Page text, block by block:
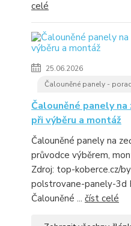
celé
25.06.2026
Čalouněné panely -
Čalouněné panely
při výběru a montáž
Čalouněné panely na
průvodce výběrem,
Zdroj: top-koberce.cz/
polstrovane-panely-3d
Čalouněné ... číst celé